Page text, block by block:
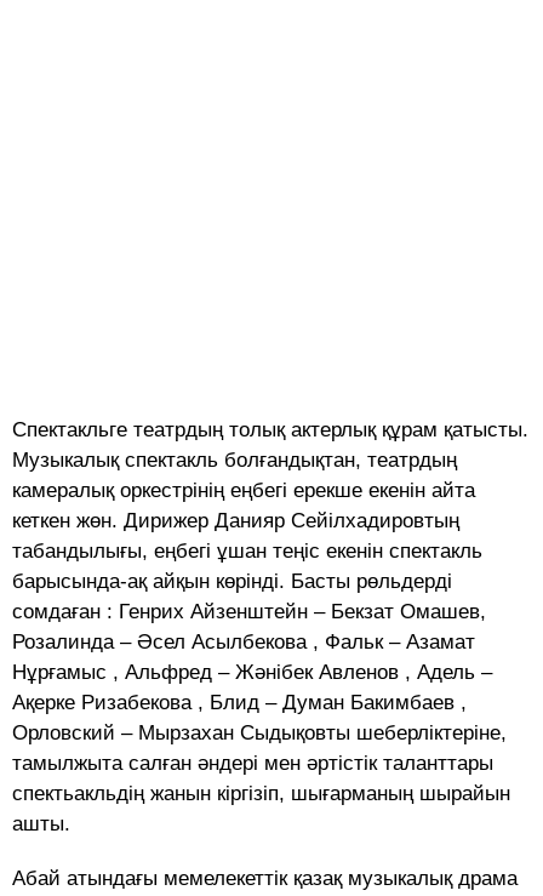
Спектакльге театрдың толық актерлық құрам қатысты.
Музыкалық спектакль болғандықтан, театрдың
камералық оркестрінің еңбегі ерекше екенін айта
кеткен жөн. Дирижер Данияр Сейілхадировтың
табандылығы, еңбегі ұшан теңіс екенін спектакль
барысында-ақ айқын көрінді. Басты рөльдерді
сомдаған : Генрих Айзенштейн – Бекзат Омашев,
Розалинда – Әсел Асылбекова , Фальк – Азамат
Нұрғамыс , Альфред – Жәнібек Авленов , Адель –
Ақерке Ризабекова , Блид – Думан Бакимбаев ,
Орловский – Мырзахан Сыдықовты шеберліктеріне,
тамылжыта салған әндері мен әртістік таланттары
спектьакльдің жанын кіргізіп, шығарманың шырайын
ашты.
Абай атындағы мемелекеттік қазақ музыкалық драма